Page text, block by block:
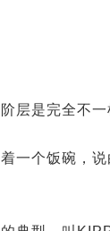
层是完全不一
一个饭碗，